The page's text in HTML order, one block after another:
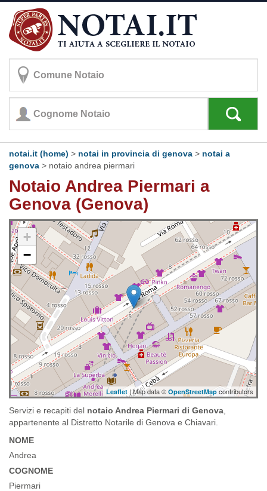
notai.it (home) > notai in provincia di genova > notai a
genova > notaio andrea piermari
Notaio Andrea Piermari a
Genova (Genova)
+
−
Leaflet | Map data © OpenStreetMap contributors
Servizi e recapiti del notaio Andrea Piermari di Genova
appartenente al Distretto Notarile di Genova e Chiavari.
NOME
Andrea
COGNOME
Piermari